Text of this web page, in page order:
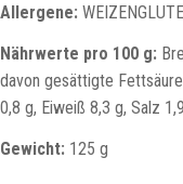
Allergene:
Nährwerte pro 100 g:
davon gesättigte
0,8 g, Eiweiß 8,3 g, Salz
Gewicht: 125 g